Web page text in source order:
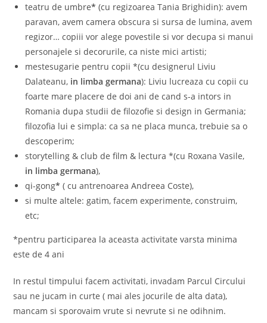
teatru de umbre*(cu regizoarea Tania Brighidin): avem
paravan, avem camera obscura si sursa de lumina, avem
regizor… copiii vor alege povestile si vor decupa si manui
personajele si decorurile, ca niste mici artisti;
mestesugarie pentru copii *(cu designerul Liviu
Dalateanu, in limba germana): Liviu lucreaza cu copii cu
foarte mare placere de doi ani de cand s-a intors in
Romania dupa studii de filozofie si design in Germania;
filozofia lui e simpla: ca sa ne placa munca, trebuie sa o
descoperim;
storytelling & club de film & lectura *(cu Roxana Vasile,
in limba germana),
qi-gong* ( cu antrenoarea Andreea Coste),
si multe altele: gatim, facem experimente, construim,
etc;
*pentru participarea la aceasta activitate varsta minima
este de 4 ani
In restul timpului facem activitati, invadam Parcul Circului
sau ne jucam in curte ( mai ales jocurile de alta data),
mancam si sporovaim vrute si nevrute si ne odihnim.